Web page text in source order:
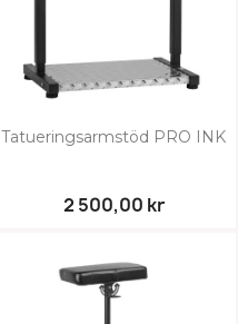
Tatueringsarmstöd PRO INK
2 500,00 kr